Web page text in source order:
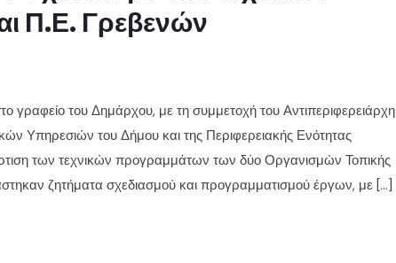
Π.Ε. Γρεβενών
γραφείο του Δημάρχου, με τη συμμετοχή του Αντιπεριφερειάρχη
Υπηρεσιών του Δήμου και της Περιφερειακής Ενότητας
των τεχνικών προγραμμάτων των δύο Οργανισμών Τοπικής
ζητήματα σχεδιασμού και προγραμματισμού έργων, με […]